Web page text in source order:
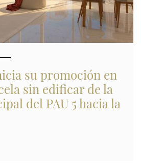
su promoción en
sin edificar de la
del PAU 5 hacia la